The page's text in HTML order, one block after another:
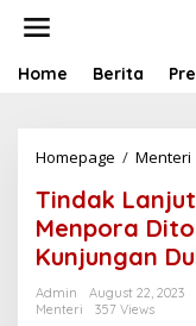
Home Berita
Homepage / Menteri
n
d
Tindak
Menpora
Kunjungan
Admin
August 22, 2023
Menteri
357 Views